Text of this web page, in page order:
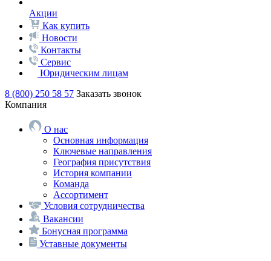
Акции
Как купить
Новости
Контакты
Сервис
Юридическим лицам
8 (800) 250 58 57 Заказать звонок
Компания
О нас
Основная информация
Ключевые направления
География присутствия
История компании
Команда
Ассортимент
Условия сотрудничества
Вакансии
Бонусная программа
Уставные документы